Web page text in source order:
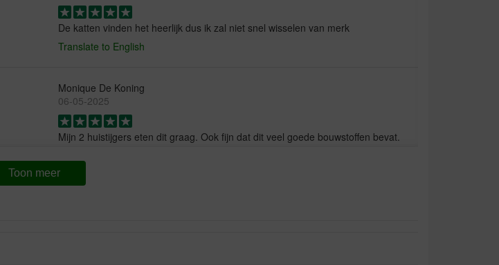
De katten vinden het heerlijk dus ik zal niet snel wisselen van merk
Translate to English
Monique De Koning
06-05-2025
Mijn 2 huistijgers eten dit graag. Ook fijn dat dit veel goede bouwstoffen bevat.
Toon meer